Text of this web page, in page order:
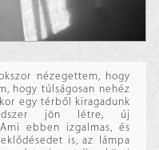
nézegettem, hogy
hogy túlságosan nehéz
egy térből kiragadunk
jön létre, új
ebben izgalmas, és
is, az lámpa